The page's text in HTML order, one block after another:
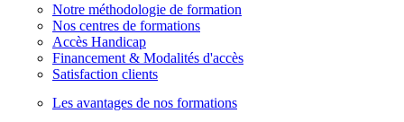
Notre méthodologie de formation
Nos centres de formations
Accès Handicap
Financement & Modalités d'accès
Satisfaction clients
Les avantages de nos formations